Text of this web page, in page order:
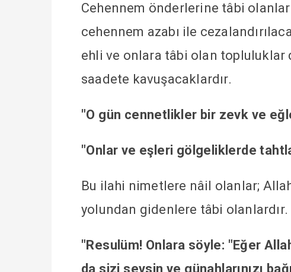
Cehennem önderlerine tâbi
cehennem azabı ile
ehli ve onlara tâbi olan
saadete kavuşacaklardır.
"O gün cennetlikler bir zevk ve
"Onlar ve eşleri gölgeliklerde
Bu ilahi nimetlere nâil olanlar;
yolundan gidenlere tâbi olanlardır.
"Resulüm! Onlara söyle: "Eğer
da sizi sevsin ve günahlarınızı